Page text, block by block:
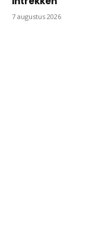
7 augustus 2026